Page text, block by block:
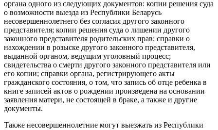
органа одного из следующих документов: копии решения суда
о возможности выезда из Республики Беларусь
несовершеннолетнего без согласия другого законного
представителя; копии решения суда о лишении другого
законного представителя родительских прав; справки о
нахождении в розыске другого законного представителя,
выданной органом, ведущим уголовный процесс;
свидетельства о смерти другого законного представителя или
его копии; справки органа, регистрирующего акты
гражданского состояния, о том, что запись об отце ребенка в
книге записей актов о рождении произведена на основании
заявления матери, не состоящей в браке, а также и другие
документы.
Также несовершеннолетние могут выезжать из Республики